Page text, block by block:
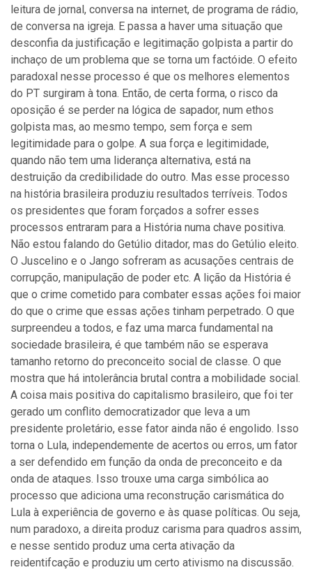
leitura de jornal, conversa na internet, de programa de rádio,
de conversa na igreja. E passa a haver uma situação que
desconfia da justificação e legitimação golpista a partir do
inchaço de um problema que se torna um factóide. O efeito
paradoxal nesse processo é que os melhores elementos
do PT surgiram à tona. Então, de certa forma, o risco da
oposição é se perder na lógica de sapador, num ethos
golpista mas, ao mesmo tempo, sem força e sem
legitimidade para o golpe. A sua força e legitimidade,
quando não tem uma liderança alternativa, está na
destruição da credibilidade do outro. Mas esse processo
na história brasileira produziu resultados terríveis. Todos
os presidentes que foram forçados a sofrer esses
processos entraram para a História numa chave positiva.
Não estou falando do Getúlio ditador, mas do Getúlio eleito.
O Juscelino e o Jango sofreram as acusações centrais de
corrupção, manipulação de poder etc. A lição da História é
que o crime cometido para combater essas ações foi maior
do que o crime que essas ações tinham perpetrado. O que
surpreendeu a todos, e faz uma marca fundamental na
sociedade brasileira, é que também não se esperava
tamanho retorno do preconceito social de classe. O que
mostra que há intolerância brutal contra a mobilidade social.
A coisa mais positiva do capitalismo brasileiro, que foi ter
gerado um conflito democratizador que leva a um
presidente proletário, esse fator ainda não é engolido. Isso
torna o Lula, independemente de acertos ou erros, um fator
a ser defendido em função da onda de preconceito e da
onda de ataques. Isso trouxe uma carga simbólica ao
processo que adiciona uma reconstrução carismática do
Lula à experiência de governo e às quase políticas. Ou seja,
num paradoxo, a direita produz carisma para quadros assim,
e nesse sentido produz uma certa ativação da
reidentifcação e produziu um certo ativismo na discussão.